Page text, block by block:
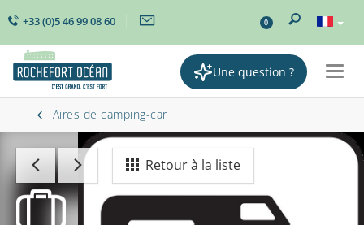
+33 (0)5 46 99 08 60 0
Une question ?
Aires de camping-car
Retour à la liste